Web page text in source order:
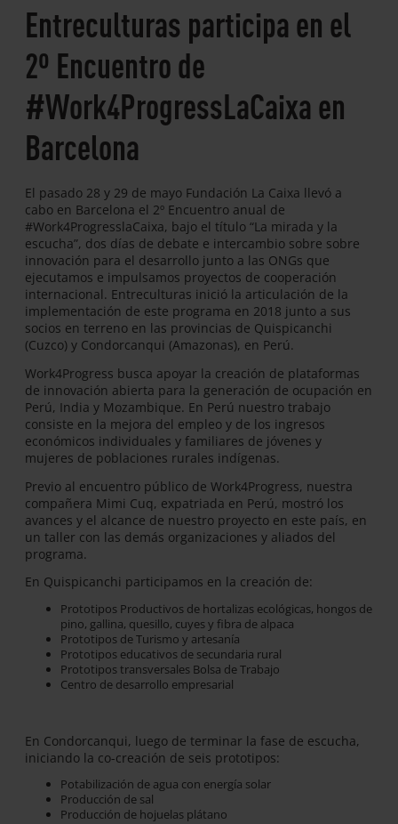
Entreculturas participa en el
2º Encuentro de
#Work4ProgressLaCaixa en
Barcelona
El pasado 28 y 29 de mayo Fundación La Caixa llevó a
cabo en Barcelona el 2º Encuentro anual de
#Work4ProgresslaCaixa, bajo el título “La mirada y la
escucha”, dos días de debate e intercambio sobre sobre
innovación para el desarrollo junto a las ONGs que
ejecutamos e impulsamos proyectos de cooperación
internacional. Entreculturas inició la articulación de la
implementación de este programa en 2018 junto a sus
socios en terreno en las provincias de Quispicanchi
(Cuzco) y Condorcanqui (Amazonas), en Perú.
Work4Progress busca apoyar la creación de plataformas
de innovación abierta para la generación de ocupación en
Perú, India y Mozambique. En Perú nuestro trabajo
consiste en la mejora del empleo y de los ingresos
económicos individuales y familiares de jóvenes y
mujeres de poblaciones rurales indígenas.
Previo al encuentro público de Work4Progress, nuestra
compañera Mimi Cuq, expatriada en Perú, mostró los
avances y el alcance de nuestro proyecto en este país, en
un taller con las demás organizaciones y aliados del
programa.
En Quispicanchi participamos en la creación de:
Prototipos Productivos de hortalizas ecológicas, hongos de
pino, gallina, quesillo, cuyes y fibra de alpaca
Prototipos de Turismo y artesanía
Prototipos educativos de secundaria rural
Prototipos transversales Bolsa de Trabajo
Centro de desarrollo empresarial
En Condorcanqui, luego de terminar la fase de escucha,
iniciando la co-creación de seis prototipos:
Potabilización de agua con energía solar
Producción de sal
Producción de hojuelas plátano